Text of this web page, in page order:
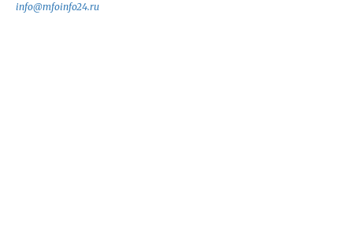
info@mfoinfo24.ru